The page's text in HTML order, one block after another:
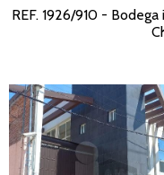
REF. 1926/910 -